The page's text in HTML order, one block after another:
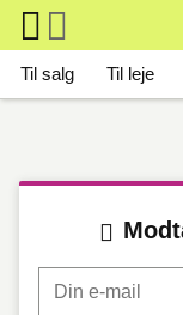
Skip to main content
Main navigation
Til salg Til leje
Din e-mail